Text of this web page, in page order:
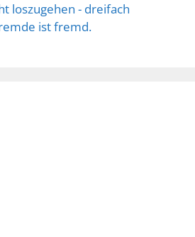
loszugehen - dreifach
ist fremd.